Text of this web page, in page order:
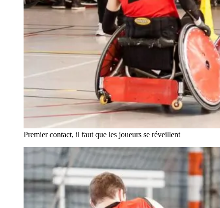
Premier contact, il faut que les joueurs se réveillent